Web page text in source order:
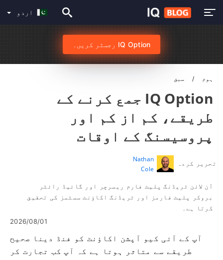
اردو
IQ Option رجسٹر کریں۔
ہوم سبق
IQ Option جمع کرنے کے
طریقے، کم از کم اور
پروسیسنگ کے اوقات
تحریر کردہ
Nathan
Cole
آن لائن ٹریڈنگ پلیٹ فارم ریسرچر اور گائیڈ رائٹر
بروکر پلیٹ فارمز اور ٹریڈنگ اکاؤنٹ سسٹمز کی تحقیق
کرتا ہے۔
2026/08/01
آپ کے آئی کیو آپشن اکاؤنٹ کو فنڈ دینا صحیح
طریقے سے متاثر ہوتا ہے کہ آپ کب تجارت کر